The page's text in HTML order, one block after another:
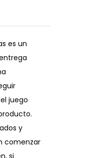
es un
juego
y
comenzar